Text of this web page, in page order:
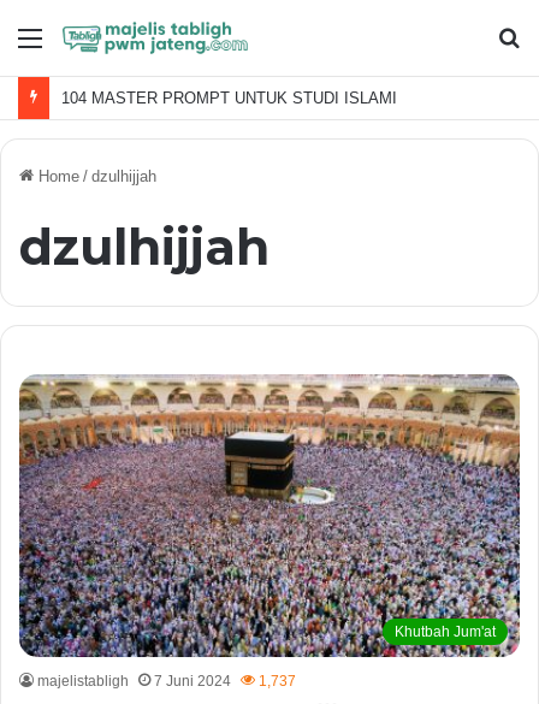
Menu
104 MASTER PROMPT UNTUK STUDI ISLAMI
Home / dzulhijjah
dzulhijjah
Khutbah Jum'at
majelistabligh 7 Juni 2024 1,737